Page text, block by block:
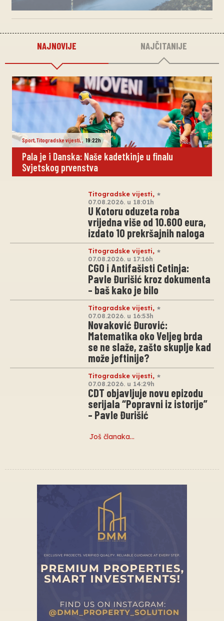
NAJNOVIJE NAJČITANIJE
Sport,Titogradske vijesti,, 19:22h
Pala je i Danska: Naše kadetkinje u finalu
Svjetskog prvenstva
Titogradske vijesti,
07.08.2026. u 18:01h
U Kotoru oduzeta roba
vrijedna više od 10.600 eura,
izdato 10 prekršajnih naloga
Titogradske vijesti,
07.08.2026. u 17:16h
CGO i Antifašisti Cetinja:
Pavle Đurišić kroz dokumenta
– baš kako je bilo
Titogradske vijesti,
07.08.2026. u 16:53h
Novaković Đurović:
Matematika oko Veljeg brda
se ne slaže, zašto skuplje kad
može jeftinije?
Titogradske vijesti,
07.08.2026. u 14:29h
CDT objavljuje novu epizodu
serijala “Popravni iz istorije”
– Pavle Đurišić
Još članaka…